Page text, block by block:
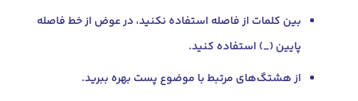
بین کلمات از فاصله استفاده نکنید، در عوض از خط فاصله
پایین (_)‌ استفاده کنید.
از هشتگ‌های مرتبط با موضوع پست بهره ببرید.